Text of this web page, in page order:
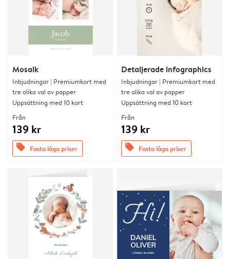
Mosaik
Inbjudningar | Premiumkort med
tre olika val av papper
Uppsättning med 10 kort
Från
139 kr
offers Fasta låga priser
Detaljerade infographics
Inbjudningar | Premiumkort med
tre olika val av papper
Uppsättning med 10 kort
Från
139 kr
offers Fasta låga priser